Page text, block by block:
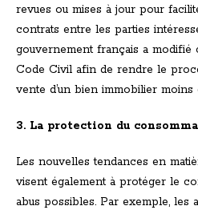
revues ou mises à jour pour
contrats entre les parties
gouvernement français a modifié
Code Civil afin de rendre le
vente d’un bien immobilier moins
3. La protection du
Les nouvelles tendances en
visent également à protéger le
abus possibles. Par exemple, les